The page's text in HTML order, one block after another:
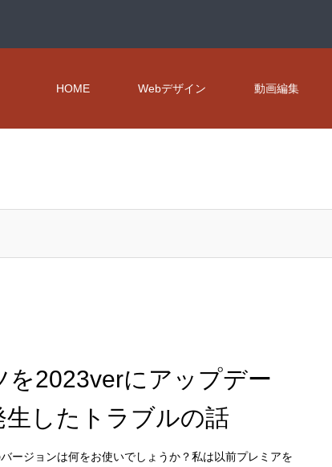
HOME Webデザイン 動画編集
を2023verにアップデー
生したトラブルの話
ージョンは何をお使いでしょうか？私は以前プレミアを